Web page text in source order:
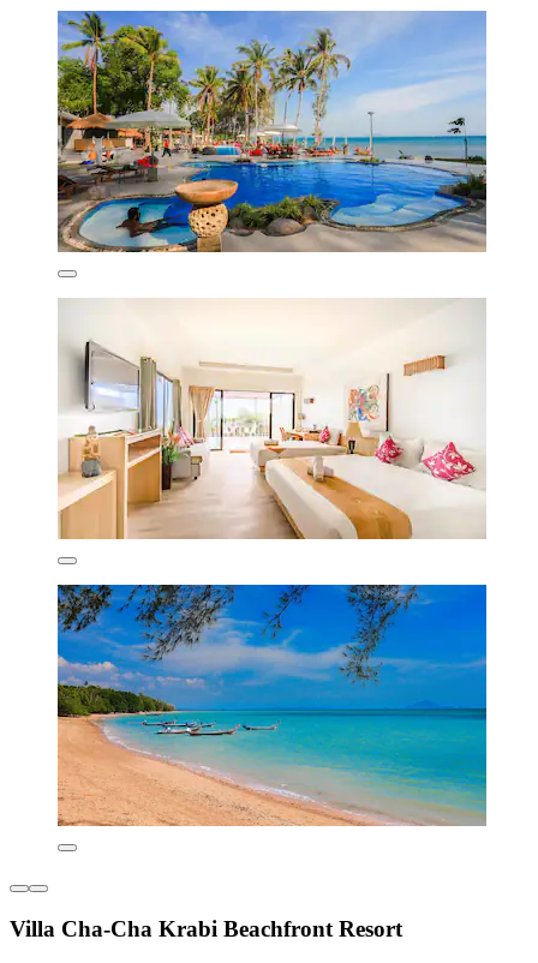
Villa Cha-Cha Krabi Beachfront Resort